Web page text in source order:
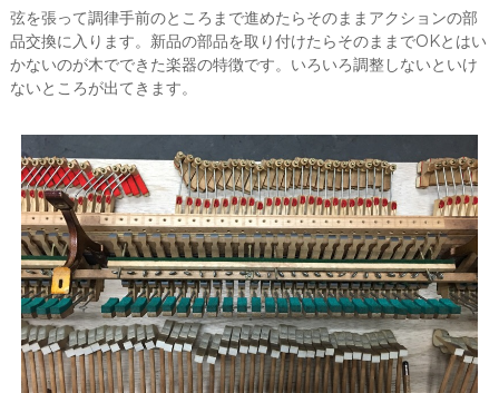
弦を張って調律手前のところまで進めたらそのままアクションの部
品交換に入ります。新品の部品を取り付けたらそのままでOKとはい
かないのが木でできた楽器の特徴です。いろいろ調整しないといけ
ないところが出てきます。